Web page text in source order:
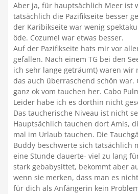
Aber ja, für hauptsächlich Meer ist
tatsächlich die Pazifikseite besser
der Karibikseite war wenig
öde. Cozumel war etwas besser.
Auf der Pazifikseite hats mir vor
gefallen. Nach einem TG bei den
ich sehr lange geträumt) waren wir
das auch überraschend schön war.
ganz ok vom tauchen her. Cabo
Leider habe ich es dorthin nicht
Das taucherische Niveau ist nicht
Hauptsächlich tauchen dort Amis,
mal im Urlaub tauchen. Die
Buddy beschwerte sich tatsächlich
eine Stunde dauerte- viel zu lang
stark gebabysittet, bekommt aber
wenn sie merken, dass man es
für dich als Anfängerin kein